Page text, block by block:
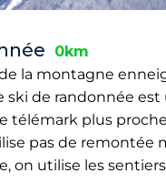
0km
la montagne
ski de randonnée
télémark plus
pas de remontée
on utilise les